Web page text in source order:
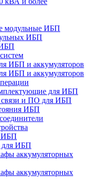
модульные ИБП
ИБП
ИБП и аккумуляторов
ИБП и аккумуляторов
для ИБП
и ПО для ИБП
ИБП
ИБП
для ИБП
аккумуляторных
аккумуляторных